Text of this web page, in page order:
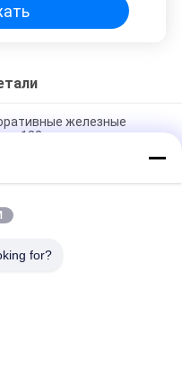
железные
182 кг.
железные детали
декоративные
for?